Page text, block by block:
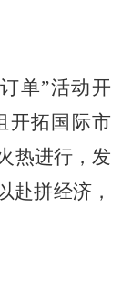
单”活动开
开拓国际市
热进行，发
拼经济，